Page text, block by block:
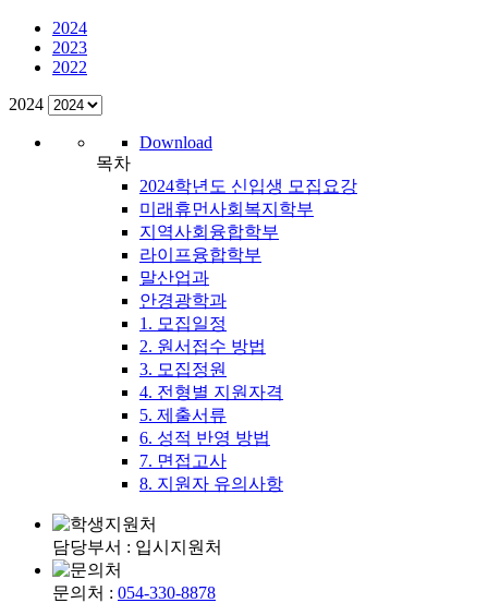
2024
2023
2022
2024
Download
목차
2024학년도 신입생 모집요강
미래휴먼사회복지학부
지역사회융합학부
라이프융합학부
말산업과
안경광학과
1. 모집일정
2. 원서접수 방법
3. 모집정원
4. 전형별 지원자격
5. 제출서류
6. 성적 반영 방법
7. 면접고사
8. 지원자 유의사항
담당부서 : 입시지원처
문의처 : 054-330-8878